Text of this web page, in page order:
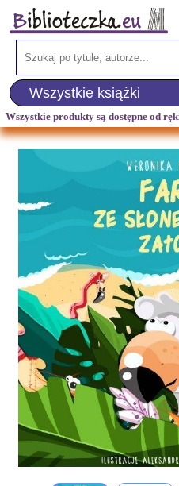
Wszystkie produkty są dostępne od